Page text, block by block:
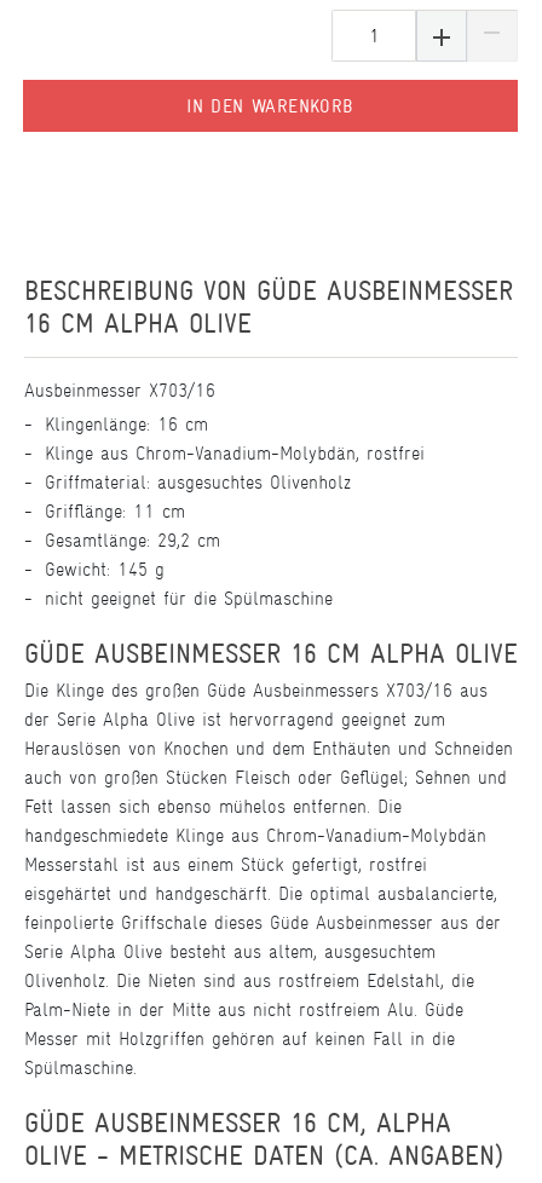
IN DEN WARENKORB
BESCHREIBUNG VON GÜDE AUSBEINMESSER
16 CM ALPHA OLIVE
Ausbeinmesser X703/16
Klingenlänge: 16 cm
Klinge aus Chrom-Vanadium-Molybdän, rostfrei
Griffmaterial: ausgesuchtes Olivenholz
Grifflänge: 11 cm
Gesamtlänge: 29,2 cm
Gewicht: 145 g
nicht geeignet für die Spülmaschine
GÜDE AUSBEINMESSER 16 CM ALPHA OLIVE
Die Klinge des großen Güde Ausbeinmessers X703/16 aus
der Serie Alpha Olive ist hervorragend geeignet zum
Herauslösen von Knochen und dem Enthäuten und Schneiden
auch von großen Stücken Fleisch oder Geflügel; Sehnen und
Fett lassen sich ebenso mühelos entfernen. Die
handgeschmiedete Klinge aus Chrom-Vanadium-Molybdän
Messerstahl ist aus einem Stück gefertigt, rostfrei
eisgehärtet und handgeschärft. Die optimal ausbalancierte,
feinpolierte Griffschale dieses Güde Ausbeinmesser aus der
Serie Alpha Olive besteht aus altem, ausgesuchtem
Olivenholz. Die Nieten sind aus rostfreiem Edelstahl, die
Palm-Niete in der Mitte aus nicht rostfreiem Alu. Güde
Messer mit Holzgriffen gehören auf keinen Fall in die
Spülmaschine.
GÜDE AUSBEINMESSER 16 CM, ALPHA
OLIVE - METRISCHE DATEN (CA. ANGABEN)